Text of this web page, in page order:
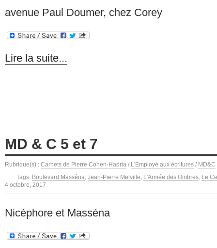
avenue Paul Doumer, chez Corey
Lire la suite...
MD & C 5 et 7
Rubrique(s) : Carnets de Pierre Cohen-Hadria / L'Employé aux écritures / MD&C
Tags: Boulevard Masséna Jean-Pierre Melville L'Armée des Ombres Le
4 octobre, 2017
Nicéphore et Masséna